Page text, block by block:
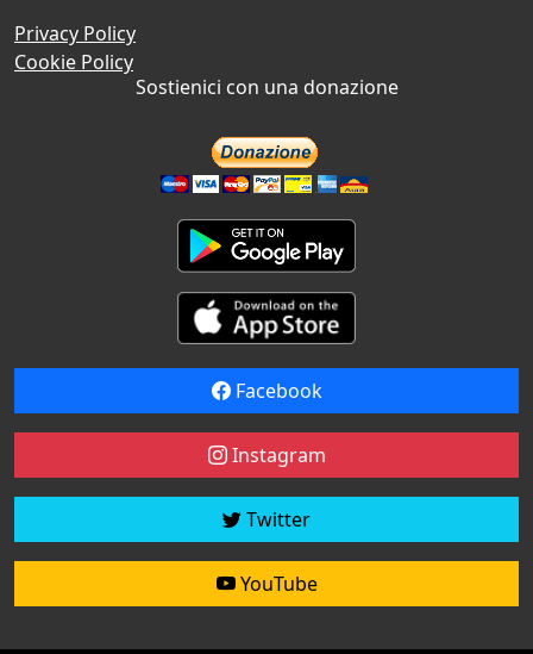
Privacy Policy
Cookie Policy
Sostienici con una donazione
Facebook
Instagram
Twitter
YouTube